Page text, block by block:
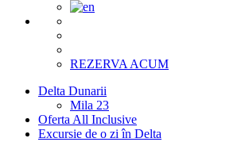
REZERVA ACUM
Delta Dunarii
Mila 23
Oferta All Inclusive
Excursie de o zi în Delta